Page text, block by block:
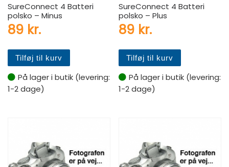
SureConnect 4 Batteri
polsko – Minus
89 kr.
Tilføj til kurv
På lager i butik (levering:
1-2 dage)
SureConnect 4 Batteri
polsko – Plus
89 kr.
Tilføj til kurv
På lager i butik (levering:
1-2 dage)